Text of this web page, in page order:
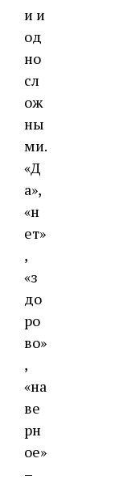
и и
од
но
сл
ож
ны
ми.
«Д
а»,
«н
ет»
,
«з
до
ро
во»
,
«на
ве
рн
ое»
–